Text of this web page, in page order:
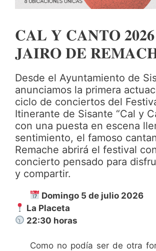
𝐂𝐀𝐋 𝐘 𝐂𝐀𝐍𝐓𝐎 𝟐𝟎𝟐𝟔 |
𝐉𝐀𝐈𝐑𝐎 𝐃𝐄
Desde el Ayuntamiento de
anunciamos la primera
ciclo de conciertos del
Itinerante de Sisante “Cal y
con una puesta en escena
sentimiento, el famoso
Remache abrirá el festival
concierto pensado para
y compartir.
Domingo 5 de julio 2026
La Placeta
22:30 horas
Como no podía ser de otra